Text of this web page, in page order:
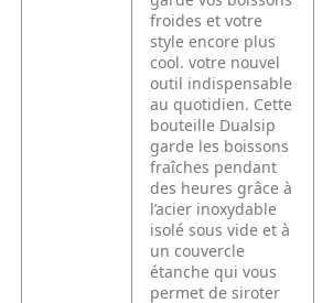
froides et votre
style encore plus
cool. votre nouvel
outil indispensable
au quotidien. Cette
bouteille Dualsip
garde les boissons
fraîches pendant
des heures grâce à
l’acier inoxydable
isolé sous vide et à
un couvercle
étanche qui vous
permet de siroter